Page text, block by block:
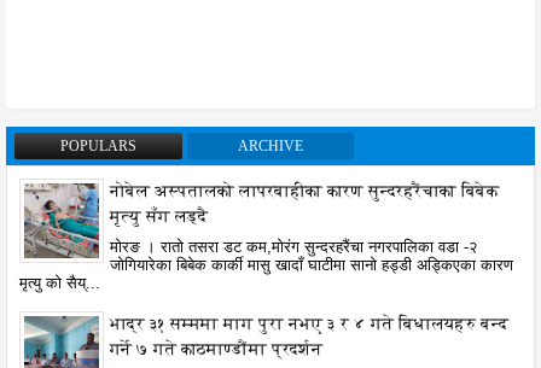
POPULARS ARCHIVE
नोबेल अस्पतालको लापरबाहीका कारण सुन्दरहरैंचाका बिबेक
मृत्यु सँग लड्दै
मोरङ । रातो तसरा डट कम,मोरंग सुन्दरहरैंचा नगरपालिका वडा -२
जोगियारेका बिबेक कार्की मासु खादाँ घाटीमा सानो हड्डी अड्किएका कारण
मृत्यु को सैय्...
भाद्र ३१ सम्ममा माग पुरा नभए ३ र ४ गते बिधालयहरु बन्द
गर्ने ७ गते काठमाण्डौंमा प्रदर्शन